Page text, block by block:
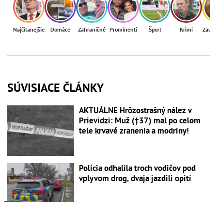
Najčítanejšie Domáce Zahraničné Prominenti Šport Krimi
SÚVISIACE ČLÁNKY
AKTUÁLNE Hrôzostrašný nález v
Prievidzi: Muž (†37) mal po celom
tele krvavé zranenia a modriny!
Polícia odhalila troch vodičov pod
vplyvom drog, dvaja jazdili opití